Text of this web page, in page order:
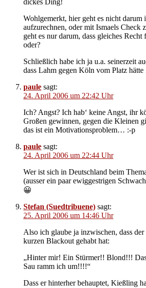
Wohlgemerkt, hier geht es nicht darum
aufzurechnen, oder mit Ismaels Check
geht es nur darum, dass gleiches Recht
oder?
Schließlich habe ich ja u.a. seinerzeit
dass Lahm gegen Köln vom Platz
paule sagt:
24. April 2006 um 22:42 Uhr
Ich? Angst? Ich hab‘ keine Angst, ihr
Großen gewinnen, gegen die Kleinen
das ist ein Motivationsproblem… :-p
paule sagt:
24. April 2006 um 22:44 Uhr
Wer ist sich in Deutschland beim
(ausser ein paar ewiggestrigen
😀
Stefan (Suedtribuene) sagt:
25. April 2006 um 14:46 Uhr
Also ich glaube ja inzwischen, dass
kurzen Blackout gehabt hat:
„Hinter mir! Ein Stürmer!! Blond!!!
Sau ramm ich um!!!!“
Dass er hinterher behauptet, Kießling